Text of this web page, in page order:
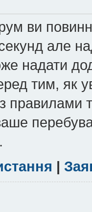
ви
але
надати
тим, як
правилами
|